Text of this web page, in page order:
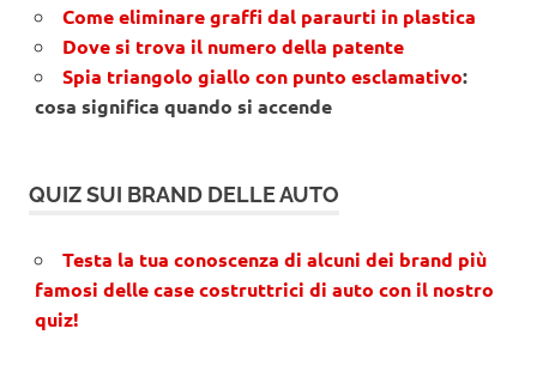
Come eliminare graffi dal paraurti in plastica
Dove si trova il numero della patente
Spia triangolo giallo con punto esclamativo:
cosa significa quando si accende
QUIZ SUI BRAND DELLE AUTO
Testa la tua conoscenza di alcuni dei brand più
famosi delle case costruttrici di auto con il nostro
quiz!